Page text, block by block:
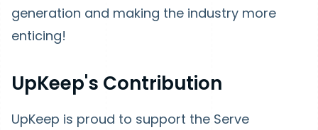
generation and making the industry more
enticing!
UpKeep's Contribution
UpKeep is proud to support the Serve